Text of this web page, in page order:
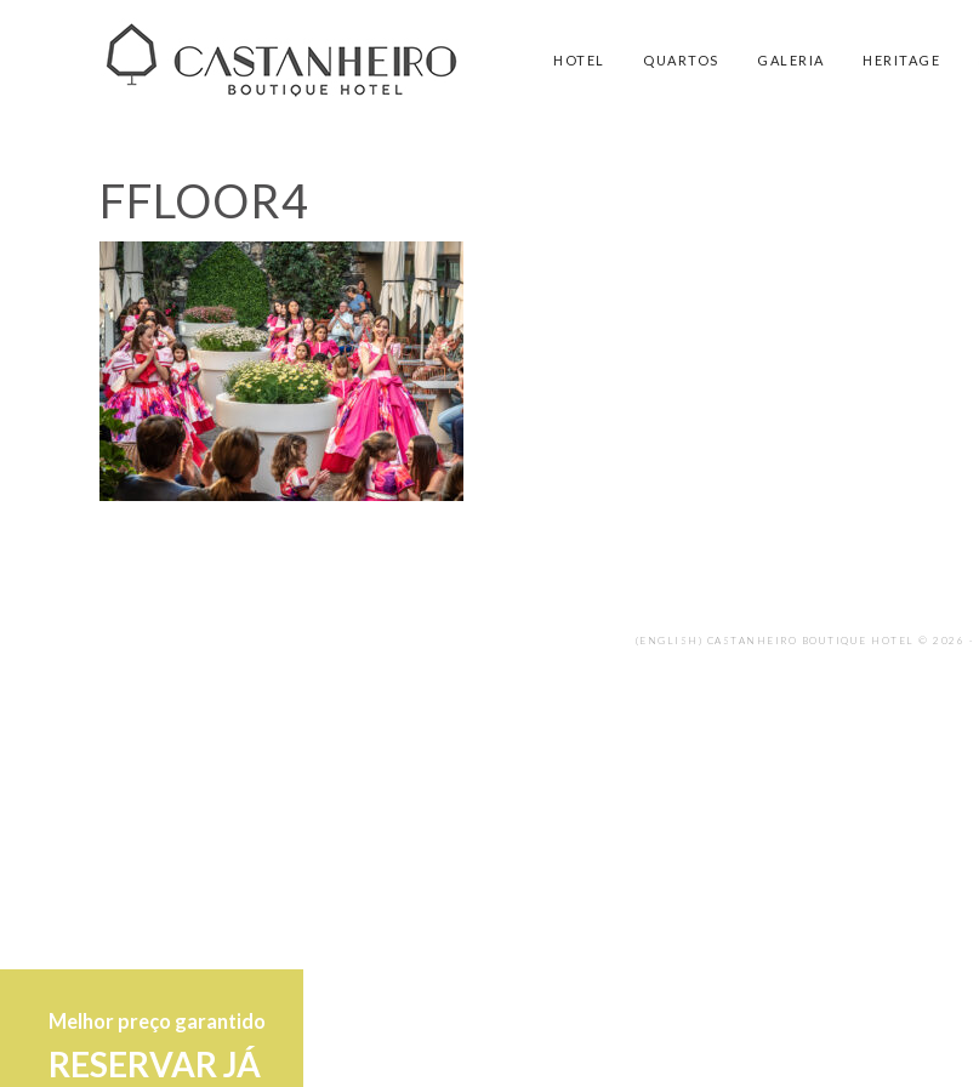
Melhor preço garantido
RESERVAR JÁ
HOTEL QUARTOS GALERIA HERITAGE
FFLOOR4
(ENGLISH) CASTANHEIRO BOUTIQUE HOTEL © 2026 ·